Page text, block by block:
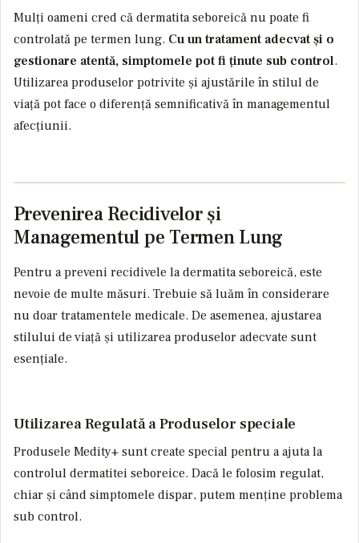
Mulți oameni cred că dermatita seboreică nu poate fi
controlată pe termen lung. Cu un tratament adecvat și o
gestionare atentă, simptomele pot fi ținute sub control.
Utilizarea produselor potrivite și ajustările în stilul de
viață pot face o diferență semnificativă în managementul
afecțiunii.
Prevenirea Recidivelor și
Managementul pe Termen Lung
Pentru a preveni recidivele la dermatita seboreică, este
nevoie de multe măsuri. Trebuie să luăm în considerare
nu doar tratamentele medicale. De asemenea, ajustarea
stilului de viață și utilizarea produselor adecvate sunt
esențiale.
Utilizarea Regulată a Produselor speciale
Produsele Medity+ sunt create special pentru a ajuta la
controlul dermatitei seboreice. Dacă le folosim regulat,
chiar și când simptomele dispar, putem menține problema
sub control.